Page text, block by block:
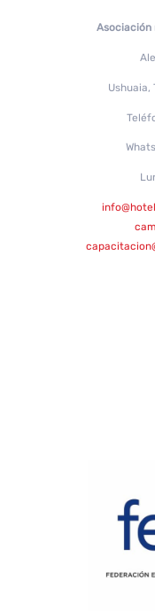
Asociación
Ushuaia,